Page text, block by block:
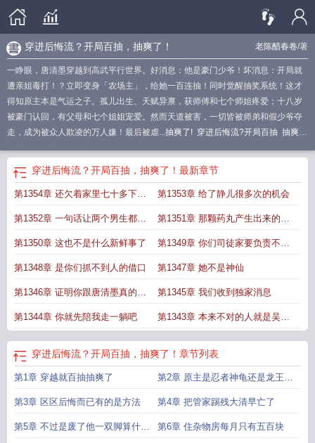
老陈醋春卷/著
穿进后悔流？开局百抽，抽爽了！
一睁眼，唐清墨穿越到高武平行世界。好消息：他是豪门少爷！坏消息：开局就
遭亲姐毒打！？立即变身「农场主」，给她一百连抽！同时觉醒抽奖系统！这才
得知原主本是气运之子。孤儿出生、天赋异禀，获师傅和七个师姐疼爱；十八岁
被豪门认回，有父母和七个姐姐宠爱。然而天道被害，一切皆被师弟和假少爷夺
走，成为被众人欺凌的万人嫌！最后被虐...抽爽了! 穿进后悔流?开局百抽 抽爽
穿进后悔流？开局百抽，抽爽了！ 最新章节
第1354章 还欠着家里七十多下的
家法
第1353章 给了静儿很多次的机会
第1352章 一句话让两个男生都沉
默了
第1351章 那颗药丸产生出来的副
作用吗
第1350章 这也不是什么新鲜事了 第1349章 你们司徒家要负责不是
理所当然的吗
第1348章 是你们抓不到人的借口 第1347章 她不是神仙
第1346章 证明你跟唐清墨真的关
系破裂
第1345章 我们收到独家消息
第1344章 你就先陪我走一躺吧 第1343章 本来不对的人就是吴蔓
蔓
穿进后悔流？开局百抽，抽爽了！ 章节列表
第1章 穿越就百抽抽爽了 第2章 原主是忍者神龟还是龙王赘
婿转世
第3章 区区后悔而已有的是方法 第4章 把管家踢残大清早亡了
第5章 不过是废了他一双脚算什么 第6章 住杂物房每月只有五百块